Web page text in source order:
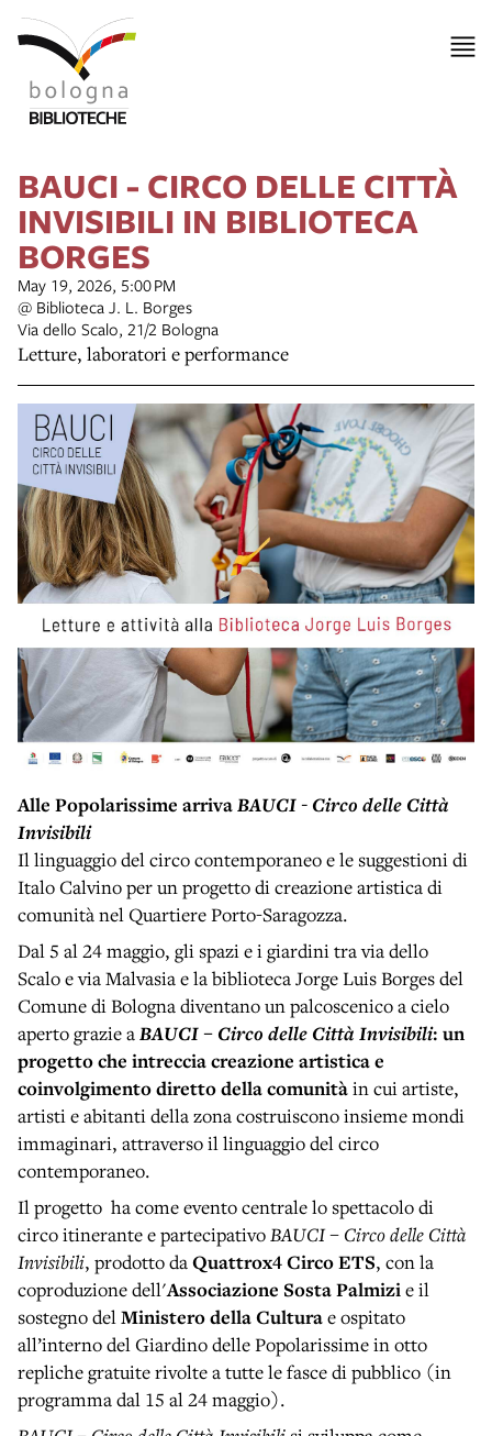
BAUCI - CIRCO DELLE CITTÀ
INVISIBILI IN BIBLIOTECA
BORGES
May 19, 2026, 5:00 PM
@ Biblioteca J. L. Borges
Via dello Scalo, 21/2 Bologna
Letture, laboratori e performance
Alle Popolarissime arrivaBAUCI - Circo delle Città
Invisibili
Il linguaggio del circo contemporaneo e le suggestioni di
Italo Calvino per un progetto di creazione artistica di
comunità nel Quartiere Porto-Saragozza.
Dal 5 al 24 maggio, gli spazi e i giardini tra via dello
Scalo e via Malvasia e la biblioteca Jorge Luis Borges del
Comune di Bologna diventano un palcoscenico a cielo
aperto grazie aBAUCI – Circo delle Città Invisibili: un
progetto che intreccia creazione artistica e
coinvolgimento diretto della comunitàin cui artiste,
artisti e abitanti della zona costruiscono insieme mondi
immaginari, attraverso il linguaggio del circo
contemporaneo.
Il progetto ha come evento centrale lo spettacolo di
circo itinerante e partecipativoBAUCI – Circo delle Città
Invisibili, prodotto daQuattrox4 Circo ETS, con la
coproduzione dell'Associazione Sosta Palmizie il
sostegno delMinistero della Culturae ospitato
all’interno del Giardino delle Popolarissime in otto
repliche gratuite rivolte a tutte le fasce di pubblico (in
programma dal 15 al 24 maggio).